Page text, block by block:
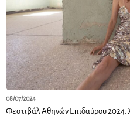
08/07/2024
Φεστιβάλ Αθηνών Επιδαύρου 2024: